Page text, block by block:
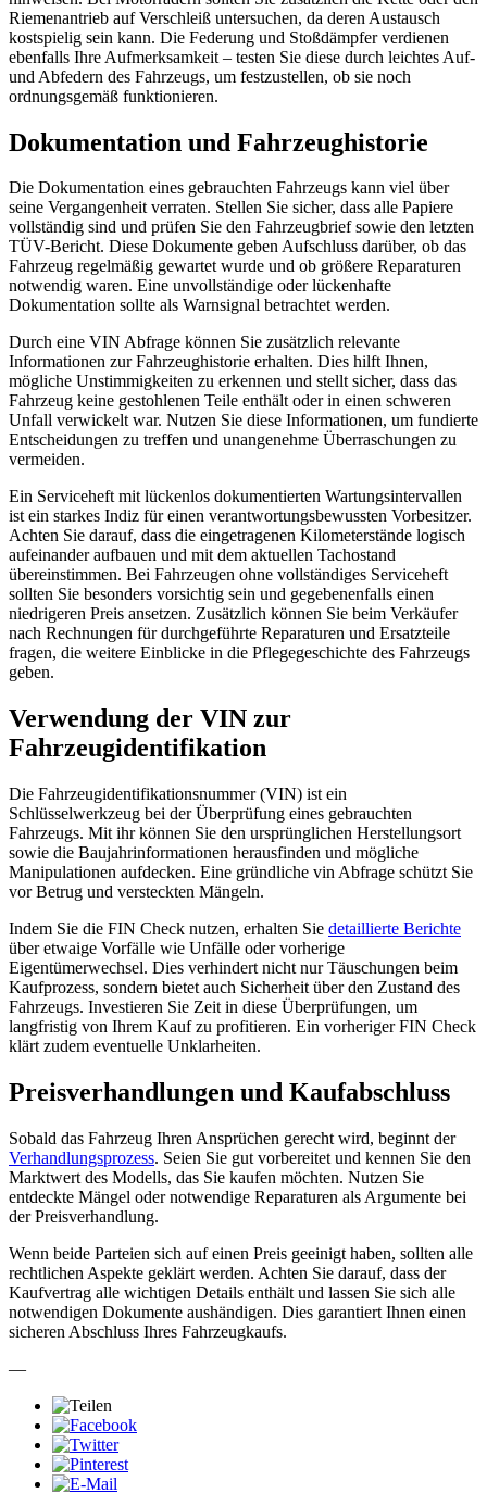
Riemenantrieb auf Verschleiß untersuchen, da deren Austausch
kostspielig sein kann. Die Federung und Stoßdämpfer verdienen
ebenfalls Ihre Aufmerksamkeit – testen Sie diese durch leichtes Auf-
und Abfedern des Fahrzeugs, um festzustellen, ob sie noch
ordnungsgemäß funktionieren.
Dokumentation und Fahrzeughistorie
Die Dokumentation eines gebrauchten Fahrzeugs kann viel über
seine Vergangenheit verraten. Stellen Sie sicher, dass alle Papiere
vollständig sind und prüfen Sie den Fahrzeugbrief sowie den letzten
TÜV-Bericht. Diese Dokumente geben Aufschluss darüber, ob das
Fahrzeug regelmäßig gewartet wurde und ob größere Reparaturen
notwendig waren. Eine unvollständige oder lückenhafte
Dokumentation sollte als Warnsignal betrachtet werden.
Durch eine VIN Abfrage können Sie zusätzlich relevante
Informationen zur Fahrzeughistorie erhalten. Dies hilft Ihnen,
mögliche Unstimmigkeiten zu erkennen und stellt sicher, dass das
Fahrzeug keine gestohlenen Teile enthält oder in einen schweren
Unfall verwickelt war. Nutzen Sie diese Informationen, um fundierte
Entscheidungen zu treffen und unangenehme Überraschungen zu
vermeiden.
Ein Serviceheft mit lückenlos dokumentierten Wartungsintervallen
ist ein starkes Indiz für einen verantwortungsbewussten Vorbesitzer.
Achten Sie darauf, dass die eingetragenen Kilometerstände logisch
aufeinander aufbauen und mit dem aktuellen Tachostand
übereinstimmen. Bei Fahrzeugen ohne vollständiges Serviceheft
sollten Sie besonders vorsichtig sein und gegebenenfalls einen
niedrigeren Preis ansetzen. Zusätzlich können Sie beim Verkäufer
nach Rechnungen für durchgeführte Reparaturen und Ersatzteile
fragen, die weitere Einblicke in die Pflegegeschichte des Fahrzeugs
geben.
Verwendung der VIN zur
Fahrzeugidentifikation
Die Fahrzeugidentifikationsnummer (VIN) ist ein
Schlüsselwerkzeug bei der Überprüfung eines gebrauchten
Fahrzeugs. Mit ihr können Sie den ursprünglichen Herstellungsort
sowie die Baujahrinformationen herausfinden und mögliche
Manipulationen aufdecken. Eine gründliche vin Abfrage schützt Sie
vor Betrug und versteckten Mängeln.
Indem Sie die FIN Check nutzen, erhalten Sie detaillierte Berichte
über etwaige Vorfälle wie Unfälle oder vorherige
Eigentümerwechsel. Dies verhindert nicht nur Täuschungen beim
Kaufprozess, sondern bietet auch Sicherheit über den Zustand des
Fahrzeugs. Investieren Sie Zeit in diese Überprüfungen, um
langfristig von Ihrem Kauf zu profitieren. Ein vorheriger FIN Check
klärt zudem eventuelle Unklarheiten.
Preisverhandlungen und Kaufabschluss
Sobald das Fahrzeug Ihren Ansprüchen gerecht wird, beginnt der
Verhandlungsprozess. Seien Sie gut vorbereitet und kennen Sie den
Marktwert des Modells, das Sie kaufen möchten. Nutzen Sie
entdeckte Mängel oder notwendige Reparaturen als Argumente bei
der Preisverhandlung.
Wenn beide Parteien sich auf einen Preis geeinigt haben, sollten alle
rechtlichen Aspekte geklärt werden. Achten Sie darauf, dass der
Kaufvertrag alle wichtigen Details enthält und lassen Sie sich alle
notwendigen Dokumente aushändigen. Dies garantiert Ihnen einen
sicheren Abschluss Ihres Fahrzeugkaufs.
—